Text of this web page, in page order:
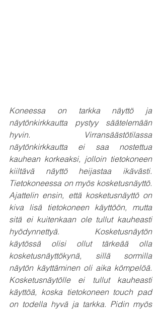
Koneessa on tarkka näyttö ja
näytönkirkkautta pystyy säätelemään
hyvin. Virransäästötilassa
näytönkirkkautta ei saa nostettua
kauhean korkeaksi, jolloin tietokoneen
kiiltävä näyttö heijastaa ikävästi.
Tietokoneessa on myös kosketusnäyttö.
Ajattelin ensin, että kosketusnäyttö on
kiva lisä tietokoneen käyttöön, mutta
sitä ei kuitenkaan ole tullut kauheasti
hyödynnettyä. Kosketusnäytön
käytössä olisi ollut tärkeää olla
kosketusnäyttökynä, sillä sormilla
näytön käyttäminen oli aika kömpelöä.
Kosketusnäytölle ei tullut kauheasti
käyttöä, koska tietokoneen touch pad
on todella hyvä ja tarkka. Pidin myös